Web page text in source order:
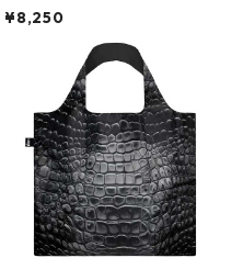
ボストンバッグ ショルダーバッグ
Black ジャン=ミッシェル・バスキ
ア/クラウン ブラック
¥8,250